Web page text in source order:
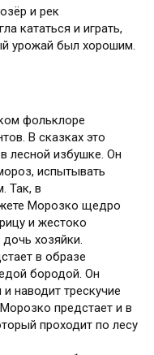
и рек
кататься и играть,
урожай был хорошим.
фольклоре
В сказках это
лесной избушке. Он
испытывать
Так, в
Морозко щедро
и жестоко
хозяйки.
в образе
бородой. Он
наводит трескучие
предстает и в
проходит по лесу